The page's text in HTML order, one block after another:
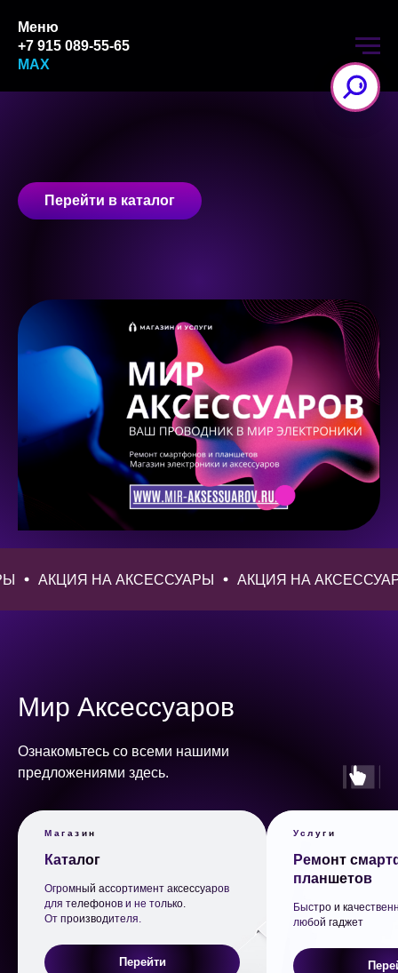
Меню
+7 915 089-55-65
MAX
Перейти в каталог
АКЦИЯ НА АКСЕССУАРЫ АКЦИЯ
Мир Аксессуаров
Ознакомьтесь со всеми нашими
предложениями здесь.
Магазин
Каталог
Огромный ассортимент аксессуаров
для телефонов и не только.
От производителя.
Перейти
Услуги
Ремонт
планшетов
Быстро и
любой гаджет